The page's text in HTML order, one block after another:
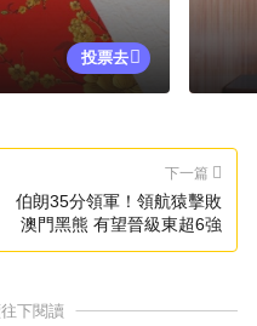
投票去
下一篇
伯朗35分領軍！領航猿擊敗
澳門黑熊 有望晉級東超6強
下閱讀